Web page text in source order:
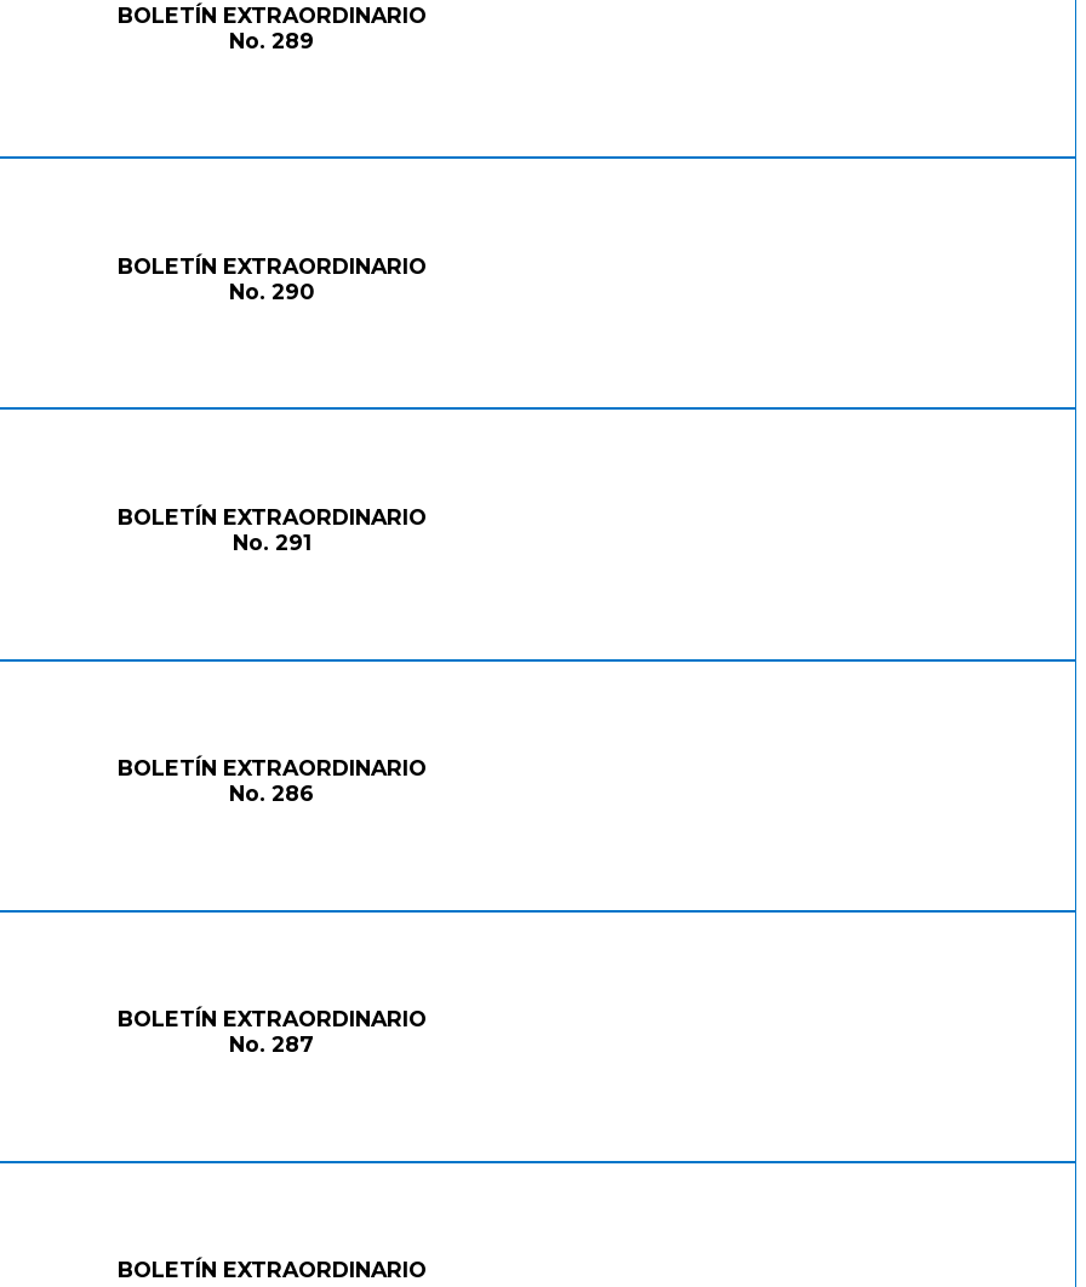
BOLETÍN EXTRAORDINARIO
No. 289
BOLETÍN EXTRAORDINARIO
No. 290
BOLETÍN EXTRAORDINARIO
No. 291
BOLETÍN EXTRAORDINARIO
No. 286
BOLETÍN EXTRAORDINARIO
No. 287
BOLETÍN EXTRAORDINARIO